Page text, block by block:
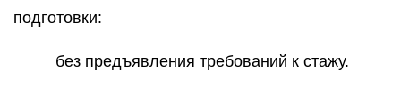
подготовки:
без предъявления требований к стажу.